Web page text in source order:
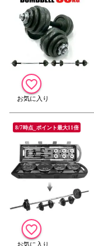
8/7時点_ポイント最大11倍